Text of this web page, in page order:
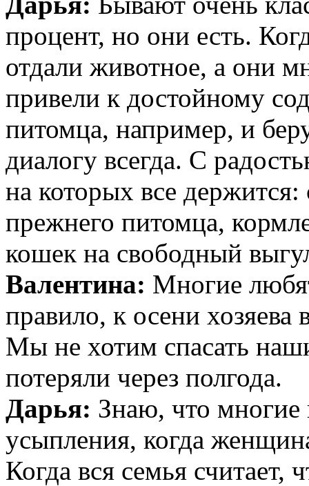
процент, но они есть.
отдали животное, а они
привели к достойному
питомца, например, и
диалогу всегда. С
на которых все
прежнего питомца,
кошек на свободный
Валентина: Многие
правило, к осени хозяева
Мы не хотим спасать
потеряли через полгода.
Дарья: Знаю, что
усыпления, когда
Когда вся семья считает,